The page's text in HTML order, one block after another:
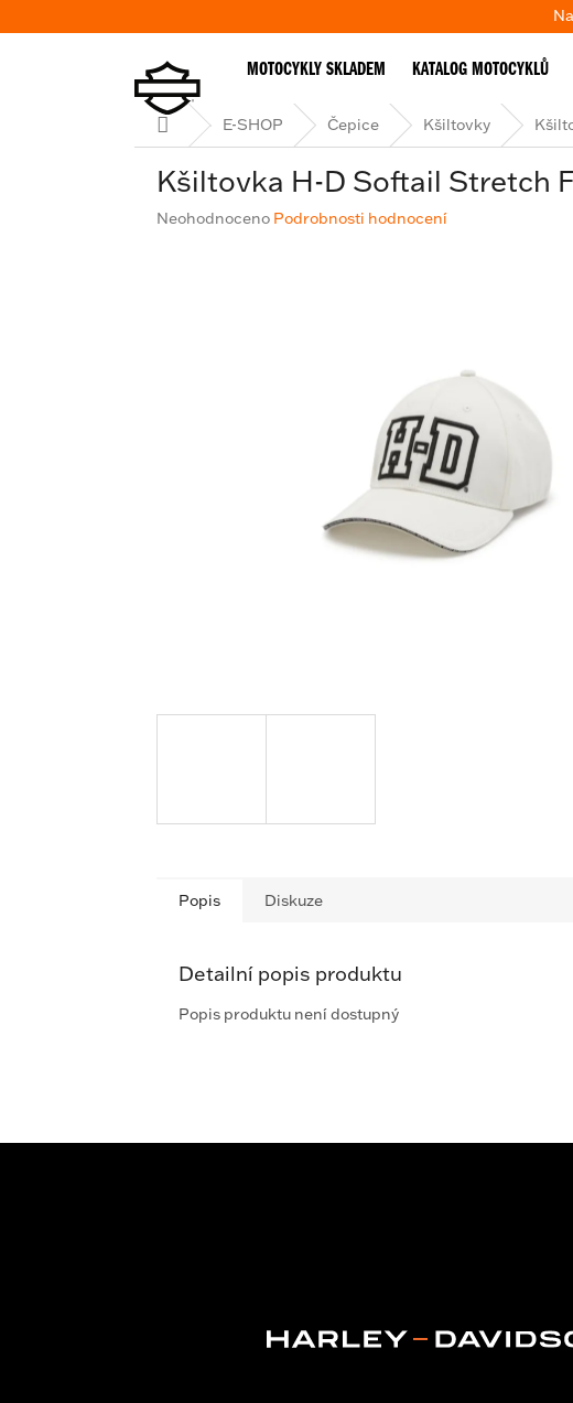
na
MOTOCYKLY SKLADEM KATALOG MOTOCYKLŮ
Domů E-SHOP Čepice Kšiltovky
Kšiltovka H-D Softail Stretch
Průměrné
Neohodnoceno Podrobnosti hodnocení
Popis Diskuze
Detailní popis produktu
Popis produktu není dostupný